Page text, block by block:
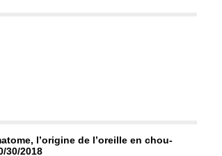
l’origine de l’oreille en chou-
30/2018